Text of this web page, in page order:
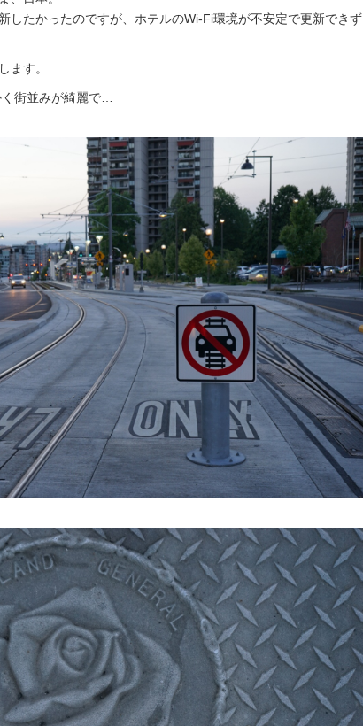
したかったのですが、ホテルのWi-Fi環境が不安定で更新できず
ます。
街並みが綺麗で…